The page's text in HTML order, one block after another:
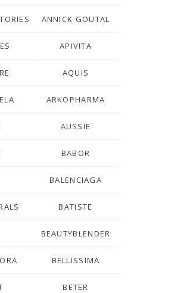
ANNICK GOUTAL
APIVITA
AQUIS
ARKOPHARMA
AUSSIE
BABOR
BALENCIAGA
BATISTE
BEAUTYBLENDER
BELLISSIMA
BETER